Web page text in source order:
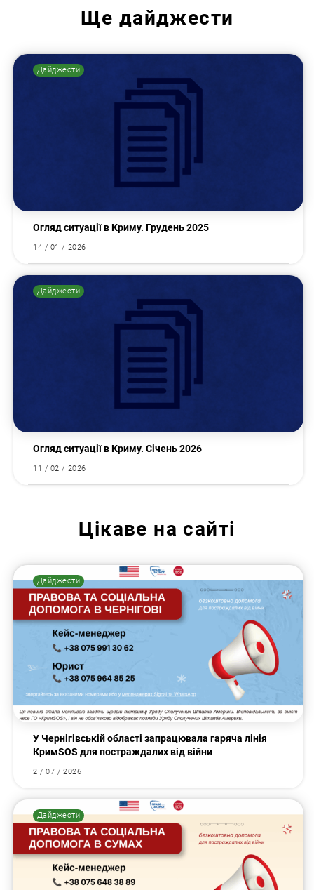
Пошук за запитом:
Ще дайджести
Дайджести
Огляд ситуації в Криму. Грудень 2025
14 / 01 / 2026
Дайджести
Огляд ситуації в Криму. Січень 2026
11 / 02 / 2026
Цікаве на сайті
Дайджести
У Чернігівській області запрацювала гаряча лінія
КримSOS для постраждалих від війни
2 / 07 / 2026
Дайджести